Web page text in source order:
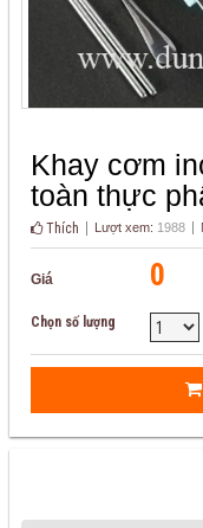
Khay cơm
toàn thực
Thích Lượt xem: 1988
Giá 0
Chọn số lượng